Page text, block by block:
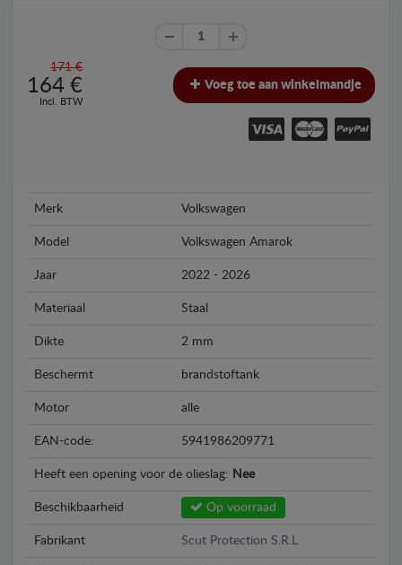
171 €
164 €
Incl. BTW
Voeg toe aan winkelmandje
Merk Volkswagen
Model Volkswagen Amarok
Jaar 2022 - 2026
Materiaal Staal
Dikte 2 mm
Beschermt brandstoftank
Motor alle
EAN-code: 5941986209771
Heeft een opening voor de olieslag: Nee
Beschikbaarheid Op voorraad
Fabrikant Scut Protection S.R.L